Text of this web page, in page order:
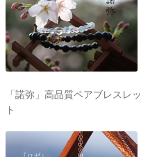
「諾弥」高品質ペアブレスレッ
ト